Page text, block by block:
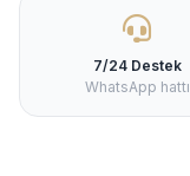
7/24 Destek
WhatsApp hattı